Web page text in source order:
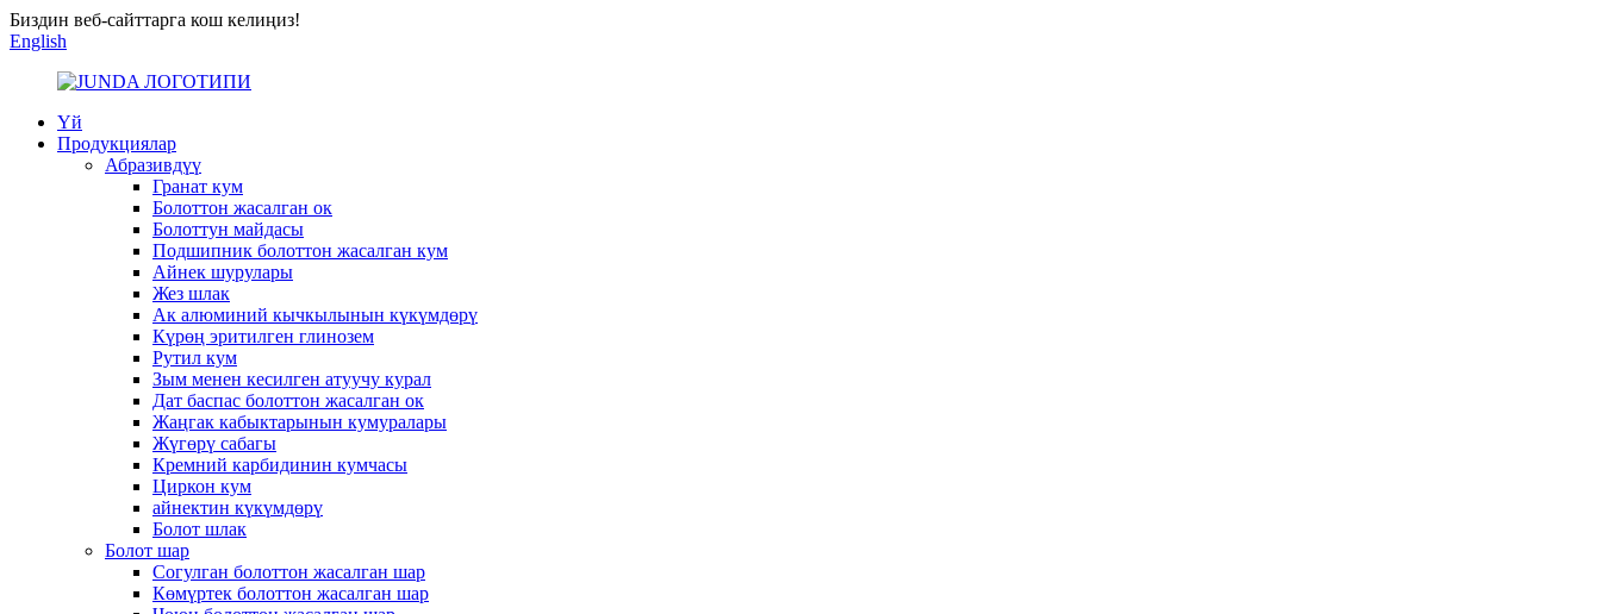
Биздин веб-сайттарга кош келиңиз!
English
Үй
Продукциялар
Абразивдүү
Гранат кум
Болоттон жасалган ок
Болоттун майдасы
Подшипник болоттон жасалган кум
Айнек шурулары
Жез шлак
Ак алюминий кычкылынын күкүмдөрү
Күрөң эритилген глинозем
Рутил кум
Зым менен кесилген атуучу курал
Дат баспас болоттон жасалган ок
Жаңгак кабыктарынын кумуралары
Жүгөрү сабагы
Кремний карбидинин кумчасы
Циркон кум
айнектин күкүмдөрү
Болот шлак
Болот шар
Согулган болоттон жасалган шар
Көмүртек болоттон жасалган шар